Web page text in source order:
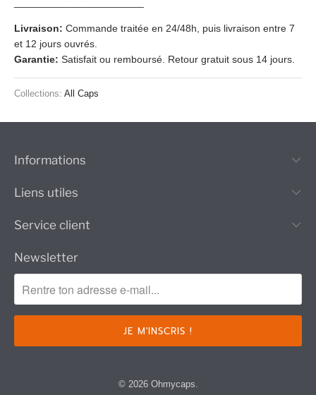
Livraison: Commande traitée en 24/48h, puis livraison entre 7
et 12 jours ouvrés.
Garantie: Satisfait ou remboursé. Retour gratuit sous 14 jours.
Collections: All Caps
Informations
Liens utiles
Service client
Newsletter
© 2026 Ohmycaps.